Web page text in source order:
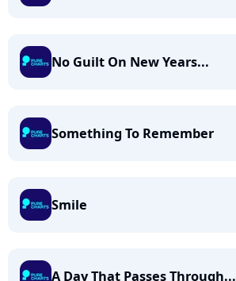
No Guilt On New Years...
Something To Remember
Smile
A Day That Passes Through...